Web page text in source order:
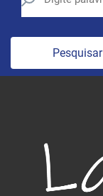
Pesquisar